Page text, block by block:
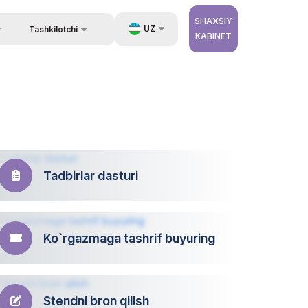
berish.
Tashkilotchi UZ
SHAXSIY
KABINET
Tadbirlar dasturi
Ko`rgazmaga tashrif buyuring
Stendni bron qilish